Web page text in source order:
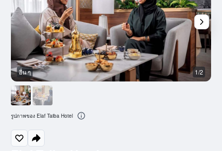
อื่น ๆ 1/2
รูปภาพของ Elaf Taiba Hotel